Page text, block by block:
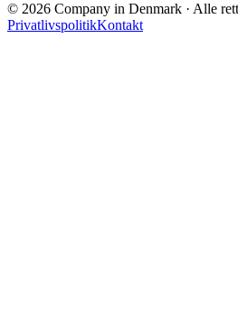
© 2026 Company in Denmark · Alle
PrivatlivspolitikKontakt